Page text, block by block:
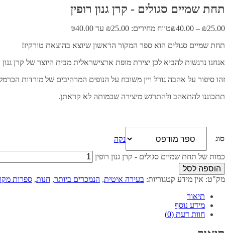
תחת שמיים סגולים - קרן גנון רופין
₪25.00
–
₪40.00
טווח מחירים: ⁦₪25.00⁩ עד ⁦₪40.00⁩
תחת שמיים סגולים הוא ספר המקור הראשון שיוצא בהוצאת טורקיז!
אנחנו נרגשות להביא לכן יצירת מופת ארצישראלית מבית היוצר של קרן
זהו סיפור על אהבה גורל ויין משובח על הנופים המרהיבים של מורדות
תתכוננו להתאהב ולהתרגש מיצירה שכמותה לא קראתן.
סוג נקה
כמות של תחת שמיים סגולים - קרן גנון רופין
הוספה לסל
מק"ט: אין מידע קטגוריות: בעירה איטית, הנמכרים ביותר, חנות, ספרות
תיאור
מידע נוסף
חוות דעת (0)